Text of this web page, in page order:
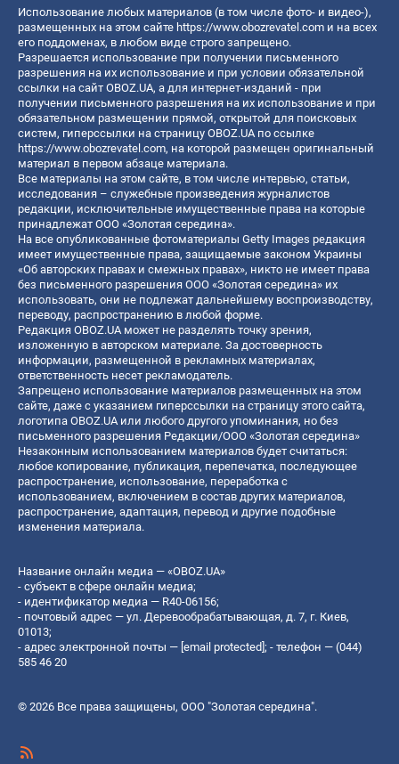
Использование любых материалов (в том числе фото- и видео-),
размещенных на этом сайте https://www.obozrevatel.com и на всех
его поддоменах, в любом виде строго запрещено.
Разрешается использование при получении письменного
разрешения на их использование и при условии обязательной
ссылки на сайт OBOZ.UA, а для интернет-изданий - при
получении письменного разрешения на их использование и при
обязательном размещении прямой, открытой для поисковых
систем, гиперссылки на страницу OBOZ.UA по ссылке
https://www.obozrevatel.com, на которой размещен оригинальный
материал в первом абзаце материала.
Все материалы на этом сайте, в том числе интервью, статьи,
исследования – служебные произведения журналистов
редакции, исключительные имущественные права на которые
принадлежат ООО «Золотая середина».
На все опубликованные фотоматериалы Getty Images редакция
имеет имущественные права, защищаемые законом Украины
«Об авторских правах и смежных правах», никто не имеет права
без письменного разрешения ООО «Золотая середина» их
использовать, они не подлежат дальнейшему воспроизводству,
переводу, распространению в любой форме.
Редакция OBOZ.UA может не разделять точку зрения,
изложенную в авторском материале. За достоверность
информации, размещенной в рекламных материалах,
ответственность несет рекламодатель.
Запрещено использование материалов размещенных на этом
сайте, даже с указанием гиперссылки на страницу этого сайта,
логотипа OBOZ.UA или любого другого упоминания, но без
письменного разрешения Редакции/ООО «Золотая середина»
Незаконным использованием материалов будет считаться:
любое копирование, публикация, перепечатка, последующее
распространение, использование, переработка с
использованием, включением в состав других материалов,
распространение, адаптация, перевод и другие подобные
изменения материала.
Название онлайн медиа — «OBOZ.UA»
- субъект в сфере онлайн медиа;
- идентификатор медиа — R40-06156;
- почтовый адрес — ул. Деревообрабатывающая, д. 7, г. Киев,
01013;
- адрес электронной почты — [email protected]; - телефон — (044)
585 46 20
© 2026 Все права защищены, ООО "Золотая середина".